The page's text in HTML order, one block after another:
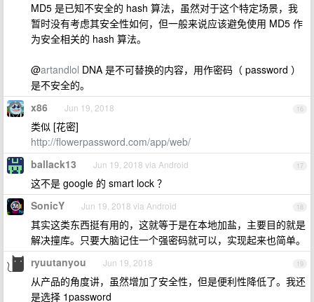
MD5 是已知不安全的 hash 算法，虽然对于这个特定场景，我
暂时没有考虑其安全性如何，但一般来说应该避免使用 MD5 作
为安全相关的 hash 算法。
@artandlol DNA 是不可替换的内容，用作密码（ password ）
是不安全的。
16
x86 Jun 19, 2018
类似 [花密]
http://flowerpassword.com/app/web/
17
ballack13 Jun 19, 2018 via Android
这不是 google 的 smart lock ？
18
SonicY Jun 19, 2018 via Android
其实这类东西挺有用的，这就等于是在本地加盐，主要目的就是
解决撞库。只要大脑记住一个强密码就可以，实现起来也简单。
19
ryuutanyou Jun 19, 2018
从产品的角度讲，虽然增加了安全性，但是便利性降低了。我还
是选择 1password